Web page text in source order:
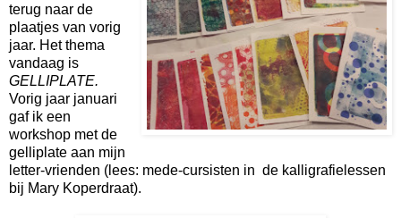
terug naar de
plaatjes van vorig
jaar. Het thema
vandaag is
GELLIPLATE.
Vorig jaar januari
gaf ik een
workshop met de
gelliplate aan mijn
letter-vrienden (lees: mede-cursisten in de kalligrafielessen
bij Mary Koperdraat).